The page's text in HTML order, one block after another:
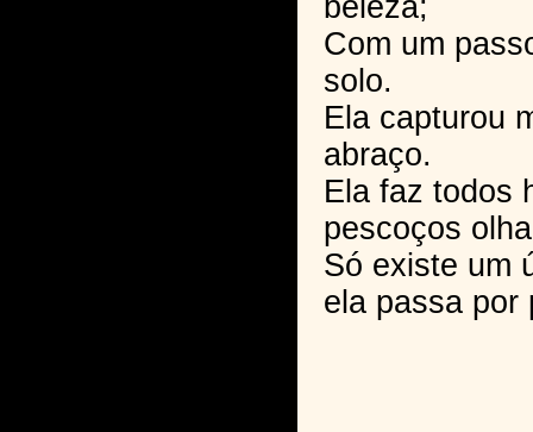
beleza;
Com um
solo.
Ela capturou
abraço.
Ela faz todos
pescoços
Só existe um
ela passa por